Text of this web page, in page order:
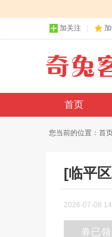
加关注
首页
您当前的位置： 首
[临平
2026-07-08
券已